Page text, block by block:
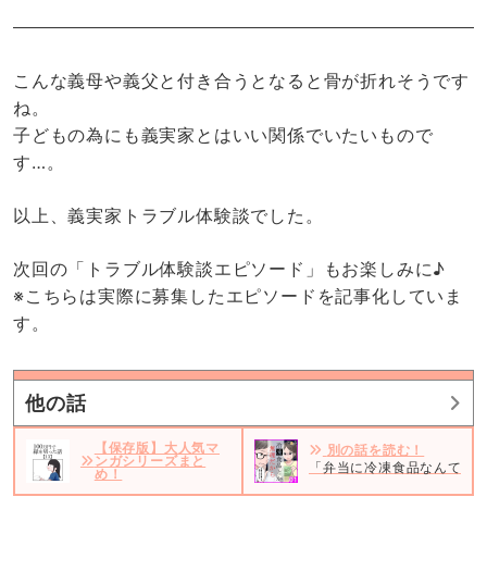
こんな義母や義父と付き合うとなると骨が折れそうです
ね。
子どもの為にも義実家とはいい関係でいたいもので
す…。
以上、義実家トラブル体験談でした。
次回の「トラブル体験談エピソード」もお楽しみに♪
※こちらは実際に募集したエピソードを記事化していま
す。
他の話
【保存版】大人気マ
ンガシリーズまと
め！
別の話を読む！
「弁当に冷凍食品なんて